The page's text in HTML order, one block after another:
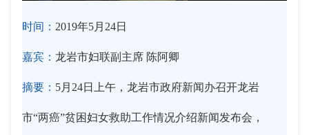
时间： 2019年5月24日
嘉宾： 龙岩市妇联副主席 陈阿卿
摘要： 5月24日上午，龙岩市政府新闻办召开龙岩
市“两癌”贫困妇女救助工作情况介绍新闻发布会，